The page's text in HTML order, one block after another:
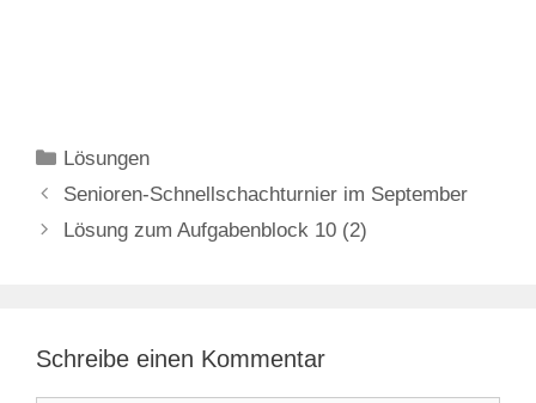
Kategorien
Lösungen
Senioren-Schnellschachturnier im September
Lösung zum Aufgabenblock 10 (2)
Schreibe einen Kommentar